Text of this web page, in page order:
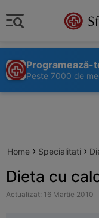
Programează-
Peste 7000 de
Home › Specialitati ›
Dieta cu
Actualizat: 16 Martie 2010